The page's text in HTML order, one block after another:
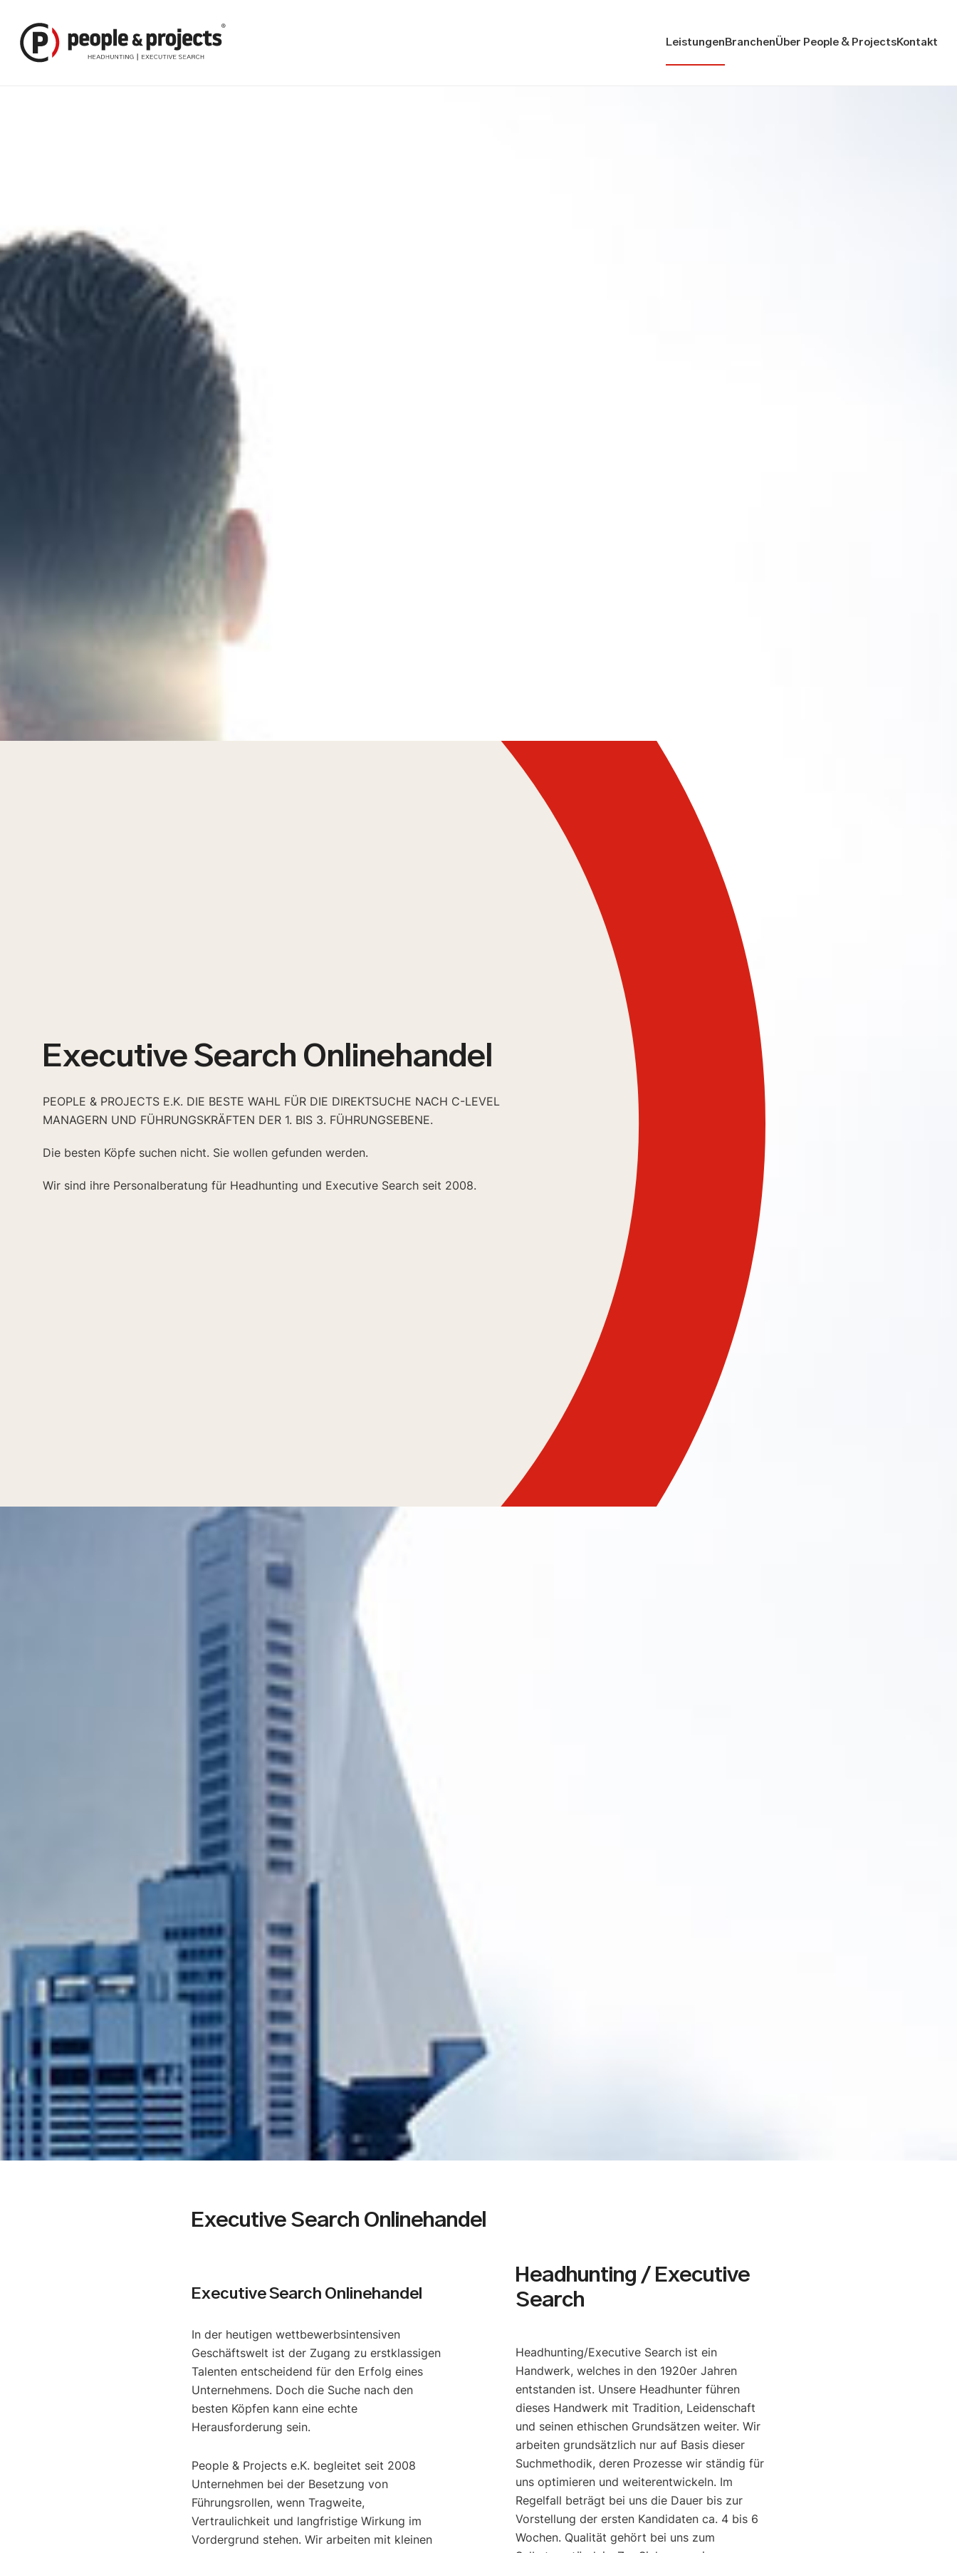
Leistungen BranchenÜber People & Projects Kontakt
Executive Search Onlinehandel
PEOPLE & PROJECTS E.K. DIE BESTE WAHL FÜR DIE DIREKTSUCHE NACH C-LEVEL
MANAGERN UND FÜHRUNGSKRÄFTEN DER 1. BIS 3. FÜHRUNGSEBENE.
Die besten Köpfe suchen nicht. Sie wollen gefunden werden.
Wir sind ihre Personalberatung für Headhunting und Executive Search seit 2008.
Executive Search Onlinehandel
Executive Search Onlinehandel
In der heutigen wettbewerbsintensiven
Geschäftswelt ist der Zugang zu erstklassigen
Talenten entscheidend für den Erfolg eines
Unternehmens. Doch die Suche nach den
besten Köpfen kann eine echte
Herausforderung sein.
People & Projects e.K. begleitet seit 2008
Unternehmen bei der Besetzung von
Führungsrollen, wenn Tragweite,
Vertraulichkeit und langfristige Wirkung im
Vordergrund stehen. Wir arbeiten mit kleinen
Headhunting / Executive
Search
Headhunting/Executive Search ist ein
Handwerk, welches in den 1920er Jahren
entstanden ist. Unsere Headhunter führen
dieses Handwerk mit Tradition, Leidenschaft
und seinen ethischen Grundsätzen weiter. Wir
arbeiten grundsätzlich nur auf Basis dieser
Suchmethodik, deren Prozesse wir ständig für
uns optimieren und weiterentwickeln. Im
Regelfall beträgt bei uns die Dauer bis zur
Vorstellung der ersten Kandidaten ca. 4 bis 6
Wochen. Qualität gehört bei uns zum